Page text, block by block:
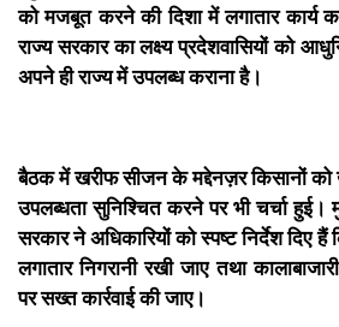
को मजबूत करने की दिशा में लगातार कार्य
राज्य सरकार का लक्ष्य प्रदेशवासियों को
अपने ही राज्य में उपलब्ध कराना है।
बैठक में खरीफ सीजन के मद्देनज़र किसानों
उपलब्धता सुनिश्चित करने पर भी चर्चा हुई।
सरकार ने अधिकारियों को स्पष्ट निर्देश दिए हैं
लगातार निगरानी रखी जाए तथा
पर सख्त कार्रवाई की जाए।